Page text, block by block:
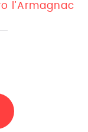
l'Armagnac